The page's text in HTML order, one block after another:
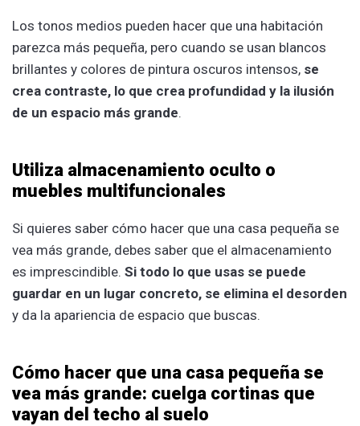
Los tonos medios pueden hacer que una habitación
parezca más pequeña, pero cuando se usan blancos
brillantes y colores de pintura oscuros intensos, se
crea contraste, lo que crea profundidad y la ilusión
de un espacio más grande.
Utiliza almacenamiento oculto o
muebles multifuncionales
Si quieres saber cómo hacer que una casa pequeña se
vea más grande, debes saber que el almacenamiento
es imprescindible. Si todo lo que usas se puede
guardar en un lugar concreto, se elimina el desorden
y da la apariencia de espacio que buscas.
Cómo hacer que una casa pequeña se
vea más grande: cuelga cortinas que
vayan del techo al suelo